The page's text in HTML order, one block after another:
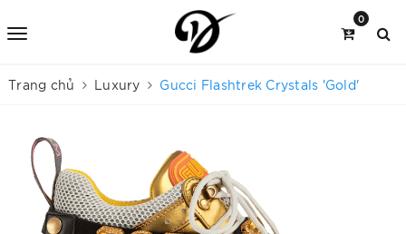
0
Trang chủ Luxury Gucci Flashtrek Crystals 'Gold'